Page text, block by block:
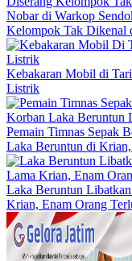
Nobar di Warkop
Kelompok Tak Dikenal
Kebakaran Mobil di
Listrik
Pemain Timnas Sepak
Laka Beruntun di
Laka Beruntun
Krian, Enam Orang